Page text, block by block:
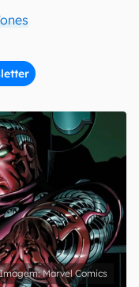
os Termos de
Marvel Comics